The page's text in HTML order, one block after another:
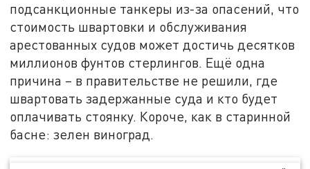
подсанкционные танкеры из-за опасений, что
стоимость швартовки и обслуживания
арестованных судов может достичь десятков
миллионов фунтов стерлингов. Ещё одна
причина – в правительстве не решили, где
швартовать задержанные суда и кто будет
оплачивать стоянку. Короче, как в старинной
басне: зелен виноград.